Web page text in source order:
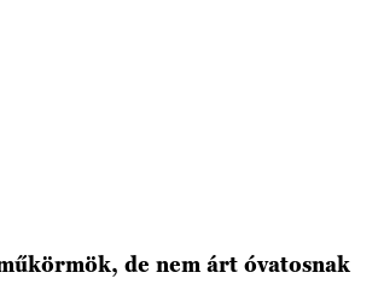
de nem árt óvatosnak